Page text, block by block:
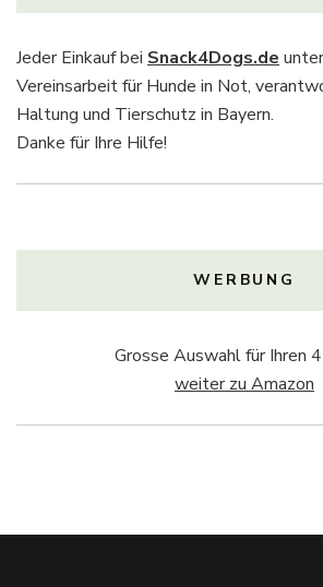
Jeder Einkauf bei Snack4Dogs.de
Vereinsarbeit für Hunde in Not,
Haltung und Tierschutz in Bayern.
Danke für Ihre Hilfe!
WERBUNG
Grosse Auswahl für Ihren
weiter zu Amazon